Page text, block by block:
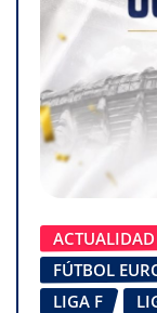
ACTUALIDAD
FÚTBOL
LIGA F